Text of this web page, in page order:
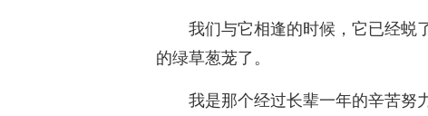
我们与它相逢的时候，它已经蜕
的绿草葱茏了。
我是那个经过长辈一年的辛苦努